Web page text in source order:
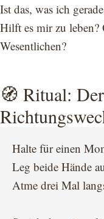
Ist das, was ich
Hilft es mir zu leben?
Wesentlichen?
🧭 Ritual:
Halte für einen
Leg beide Hände
Atme drei Mal